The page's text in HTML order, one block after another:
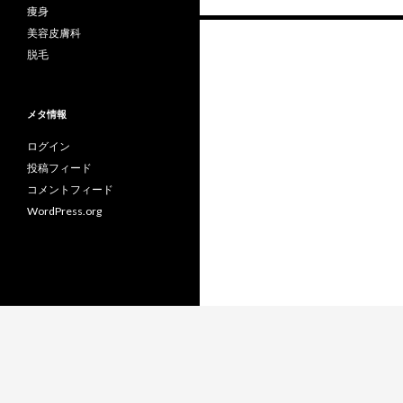
痩身
美容皮膚科
脱毛
メタ情報
ログイン
投稿フィード
コメントフィード
WordPress.org